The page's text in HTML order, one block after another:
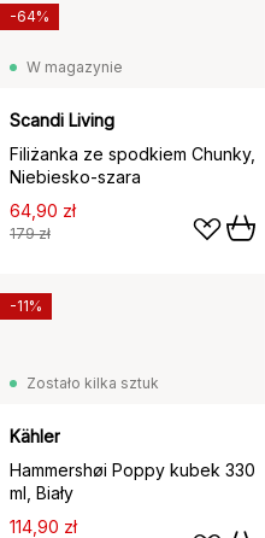
W magazynie
Scandi Living
Filiżanka ze spodkiem Chunky,
Niebiesko-szara
64,90 zł
179 zł
-64%
Zostało kilka sztuk
Kähler
Hammershøi Poppy kubek 330
ml, Biały
114,90 zł
-11%